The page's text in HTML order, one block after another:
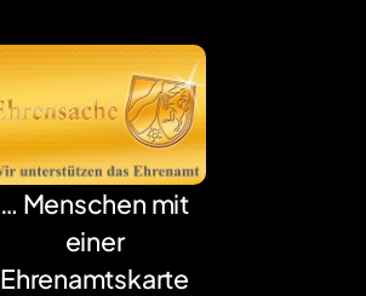
… Menschen mit
einer
Ehrenamtskarte